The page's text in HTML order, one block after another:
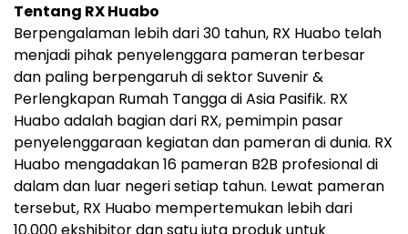
Tentang RX Huabo
Berpengalaman lebih dari 30 tahun, RX Huabo telah
menjadi pihak penyelenggara pameran terbesar
dan paling berpengaruh di sektor Suvenir &
Perlengkapan Rumah Tangga di Asia Pasifik. RX
Huabo adalah bagian dari RX, pemimpin pasar
penyelenggaraan kegiatan dan pameran di dunia. RX
Huabo mengadakan 16 pameran B2B profesional di
dalam dan luar negeri setiap tahun. Lewat pameran
tersebut, RX Huabo mempertemukan lebih dari